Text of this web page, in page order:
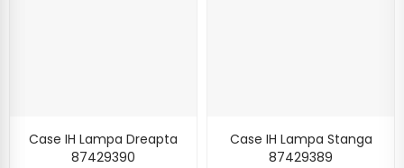
Case IH Lampa Dreapta
87429390
Case IH Lampa Stanga
87429389